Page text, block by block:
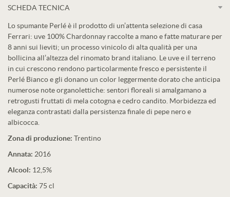
SCHEDA TECNICA
Lo spumante Perlé è il prodotto di un’attenta selezione di casa
Ferrari: uve 100% Chardonnay raccolte a mano e fatte maturare per
8 anni sui lieviti; un processo vinicolo di alta qualità per una
bollicina all’altezza del rinomato brand italiano. Le uve e il terreno
in cui crescono rendono particolarmente fresco e persistente il
Perlé Bianco e gli donano un color leggermente dorato che anticipa
numerose note organolettiche: sentori floreali si amalgamano a
retrogusti fruttati di mela cotogna e cedro candito. Morbidezza ed
eleganza contrastati dalla persistenza finale di pepe nero e
albicocca.
Zona di produzione: Trentino
Annata: 2016
Alcool: 12,5%
Capacità: 75 cl